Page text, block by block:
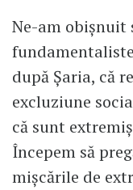
Ne-am obișnuit
după Șaria, că
excluziune
că sunt
Începem să
mișcările de